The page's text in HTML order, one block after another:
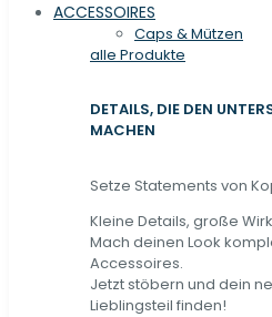
ACCESSOIRES
Caps & Mützen
alle Produkte
DETAILS, DIE DEN
MACHEN
Setze Statements von
Kleine Details, große
Mach deinen Look
Accessoires.
Jetzt stöbern und dein
Lieblingsteil finden!